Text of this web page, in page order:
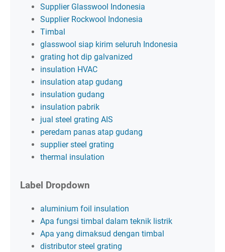
Supplier Glasswool Indonesia
Supplier Rockwool Indonesia
Timbal
glasswool siap kirim seluruh Indonesia
grating hot dip galvanized
insulation HVAC
insulation atap gudang
insulation gudang
insulation pabrik
jual steel grating AIS
peredam panas atap gudang
supplier steel grating
thermal insulation
Label Dropdown
aluminium foil insulation
Apa fungsi timbal dalam teknik listrik
Apa yang dimaksud dengan timbal
distributor steel grating